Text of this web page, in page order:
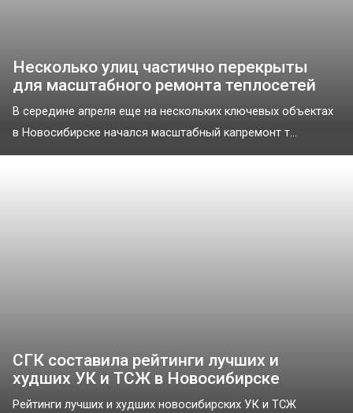
Несколько улиц частично перекрыты
для масштабного ремонта теплосетей
В середине апреля еще на нескольких ключевых объектах
в Новосибирске начался масштабный капремонт т...
СГК составила рейтинги лучших и
худших УК и ТСЖ в Новосибирске
Рейтинги лучших и худших новосибирских УК и ТСЖ